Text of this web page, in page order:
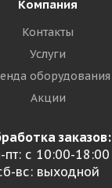
Компания
Контакты
Услуги
оборудования
Акции
заказов:
пт: с 10:00-18:00
вс: выходной